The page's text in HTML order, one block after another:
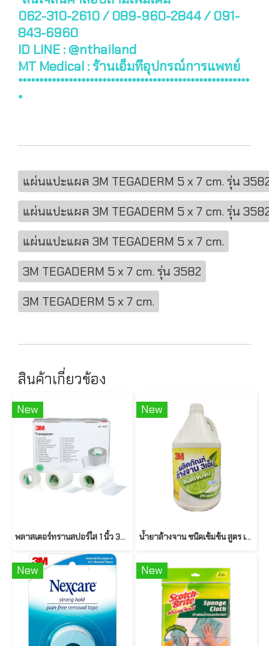
062-310-2610 / 089-960-2844 / 091-
843-6960
ID LINE : @nthailand
MT Medical : ร้านเอ็มทีอุปกรณ์การแพทย์
*******************************************************
*
แผ่นแปะแผล 3M TEGADERM 5 x 7 cm. รุ่น
แผ่นแปะแผล 3M TEGADERM 5 x 7 cm. รุ่น
แผ่นแปะแผล 3M TEGADERM 5 x 7 cm.
3M TEGADERM 5 x 7 cm. รุ่น 3582
3M TEGADERM 5 x 7 cm.
สินค้าเกี่ยวข้อง
New
พลาสเตอร์ทรานสปอร์ใส 1 นิ้ว 3M 1527-1 (12ม้วน/กล่อง)
New
น้ำยาล้างจาน ชนิดเข้มข้น สูตร เลมอน คลีนพลัส ขนาด 3.8 ลิตร ยี่ห้อ 3M
New New